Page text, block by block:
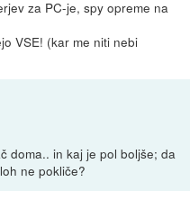
za PC-je, spy opreme na
VSE! (kar me niti nebi
doma.. in kaj je pol boljše; da
ne pokliče?